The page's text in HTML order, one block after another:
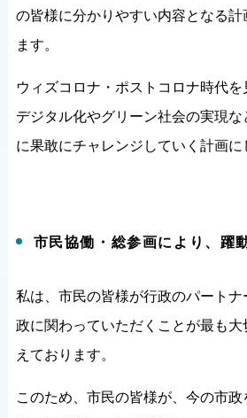
の皆様に分かりやすい内容となる計
ます。
ウィズコロナ・ポストコロナ時代
デジタル化やグリーン社会の実現
に果敢にチャレンジしていく計画に
市民協働・総参画により、躍
私は、市民の皆様が行政のパート
政に関わっていただくことが最も
えております。
このため、市民の皆様が、今の市